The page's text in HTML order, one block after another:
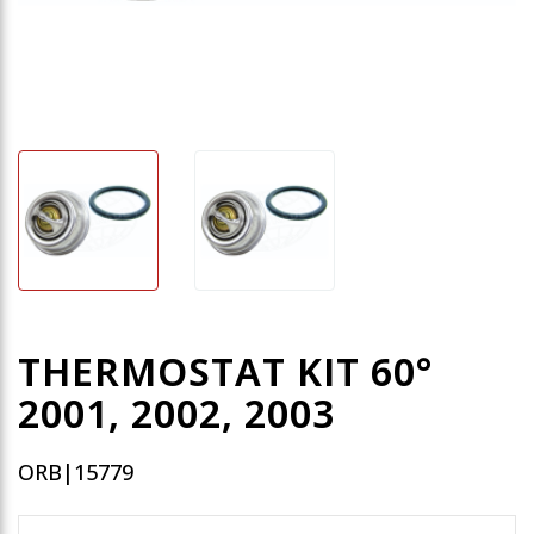
THERMOSTAT KIT 60°
2001, 2002, 2003
ORB|15779